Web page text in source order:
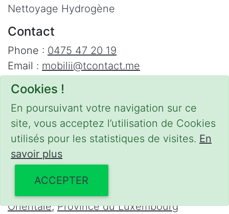
Cookies !
En poursuivant votre navigation sur ce
site, vous acceptez l’utilisation de Cookies
utilisés pour les statistiques de visites. En
savoir plus
ACCEPTER
Nettoyage Hydrogène
Contact
Phone : 0475 47 20 19
Email : mobilii@tcontact.me
Décalaminage & Régénération FAP à
domicile
Interventions urgentes sur la Belgique dans
les régions suivantes :
Bruxelles,Brabant Wallon
Hainaut,Liège,Mons
Orientale,Province du Luxembourg